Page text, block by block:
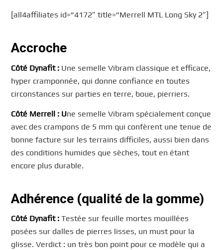
[all4affiliates id=”4172″ title=”Merrell MTL Long Sky 2″]
Accroche
Côté Dynafit : Une semelle Vibram classique et efficace,
hyper cramponnée, qui donne confiance en toutes
circonstances sur parties en terre, boue, pierriers.
Côté Merrell : Une semelle Vibram spécialement conçue
avec des crampons de 5 mm qui confèrent une tenue de
bonne facture sur les terrains difficiles, aussi bien dans
des conditions humides que sèches, tout en étant
encore plus durable.
Adhérence (qualité de la gomme)
Côté Dynafit :Testée sur feuille mortes mouillées
posées sur dalles de pierres lisses, un must pour la
glisse. Verdict : un très bon point pour ce modèle qui a